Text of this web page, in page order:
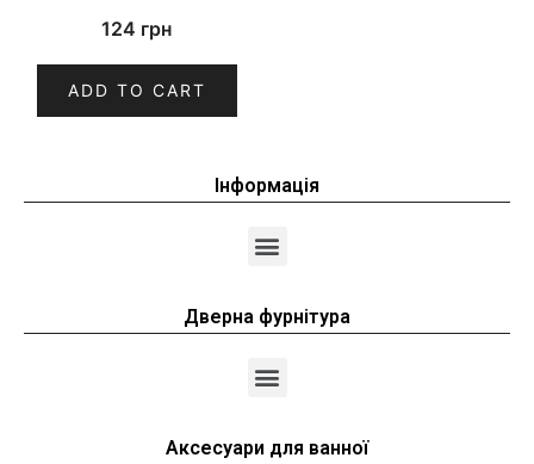
124 грн
ADD TO CART
Інформація
Дверна фурнітура
Аксесуари для ванної